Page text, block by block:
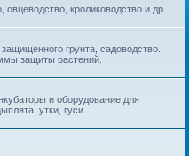
овцеводство, кролиководство и др.
грунта, садоводство.
защиты растений.
и оборудование для
утки, гуси